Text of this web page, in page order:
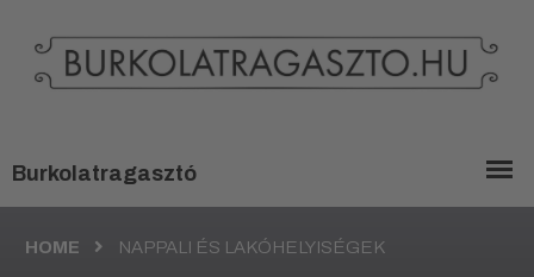
HOME NAPPALI ÉS LAKÓHELYISÉGEK